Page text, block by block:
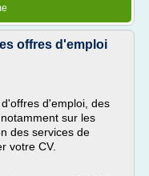
offres d'emploi
d'emploi, des
sur les
des services de
votre CV.